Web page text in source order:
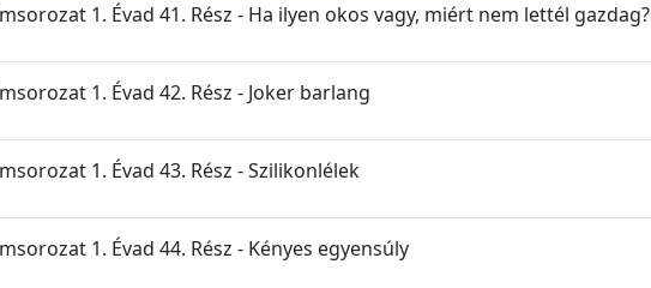
1. Évad 41. Rész - Ha ilyen okos vagy, miért nem lettél gazdag?
1. Évad 42. Rész - Joker barlang
1. Évad 43. Rész - Szilikonlélek
1. Évad 44. Rész - Kényes egyensúly